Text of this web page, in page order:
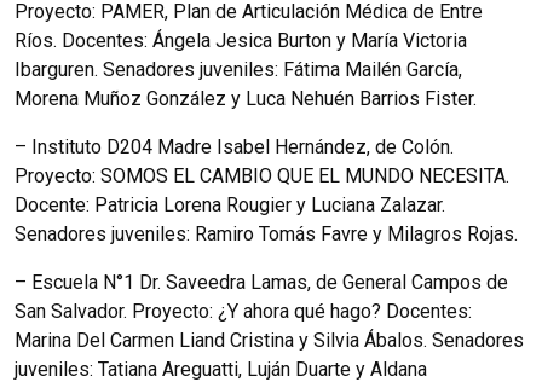
Proyecto: PAMER, Plan de Articulación Médica de Entre
Ríos. Docentes: Ángela Jesica Burton y María Victoria
Ibarguren. Senadores juveniles: Fátima Mailén García,
Morena Muñoz González y Luca Nehuén Barrios Fister.
– Instituto D204 Madre Isabel Hernández, de Colón.
Proyecto: SOMOS EL CAMBIO QUE EL MUNDO NECESITA.
Docente: Patricia Lorena Rougier y Luciana Zalazar.
Senadores juveniles: Ramiro Tomás Favre y Milagros Rojas.
– Escuela N°1 Dr. Saveedra Lamas, de General Campos de
San Salvador. Proyecto: ¿Y ahora qué hago? Docentes:
Marina Del Carmen Liand Cristina y Silvia Ábalos. Senadores
juveniles: Tatiana Areguatti, Luján Duarte y Aldana